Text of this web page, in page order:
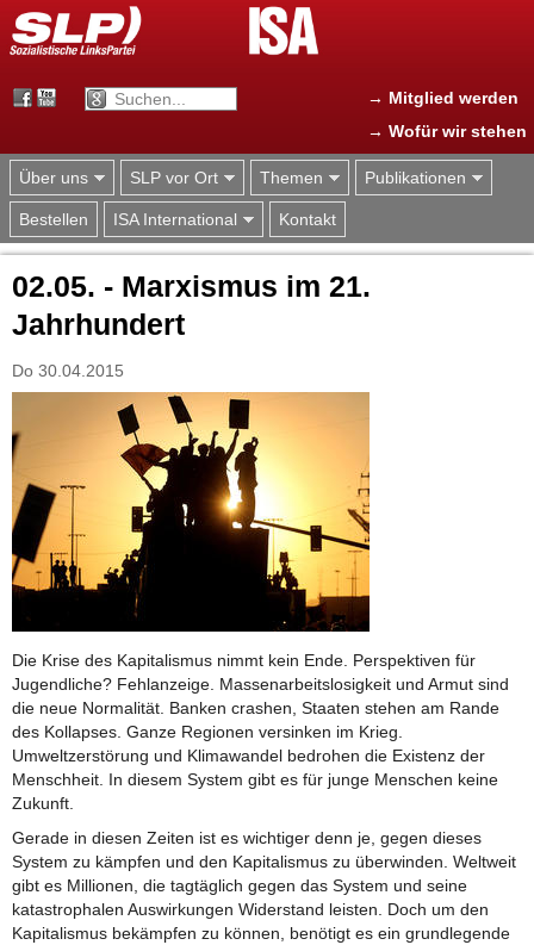
Jump to navigation
→ Mitglied werden
→ Wofür wir stehen
Über uns SLP vor Ort Themen Publikationen
Bestellen ISA International Kontakt
02.05. - Marxismus im 21.
Jahrhundert
Do 30.04.2015
Die Krise des Kapitalismus nimmt kein Ende. Perspektiven für
Jugendliche? Fehlanzeige. Massenarbeitslosigkeit und Armut sind
die neue Normalität. Banken crashen, Staaten stehen am Rande
des Kollapses. Ganze Regionen versinken im Krieg.
Umweltzerstörung und Klimawandel bedrohen die Existenz der
Menschheit. In diesem System gibt es für junge Menschen keine
Zukunft.
Gerade in diesen Zeiten ist es wichtiger denn je, gegen dieses
System zu kämpfen und den Kapitalismus zu überwinden. Weltweit
gibt es Millionen, die tagtäglich gegen das System und seine
katastrophalen Auswirkungen Widerstand leisten. Doch um den
Kapitalismus bekämpfen zu können, benötigt es ein grundlegende